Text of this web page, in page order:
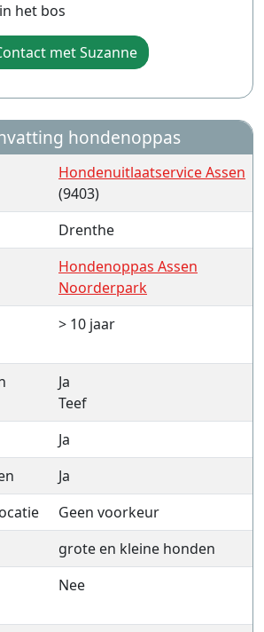
het bos
met Suzanne
hondenoppas
Hondenuitlaatservice Assen
(9403)
Drenthe
Hondenoppas Assen
Noorderpark
> 10 jaar
Ja
Teef
Ja
Ja
Geen voorkeur
grote en kleine honden
Nee